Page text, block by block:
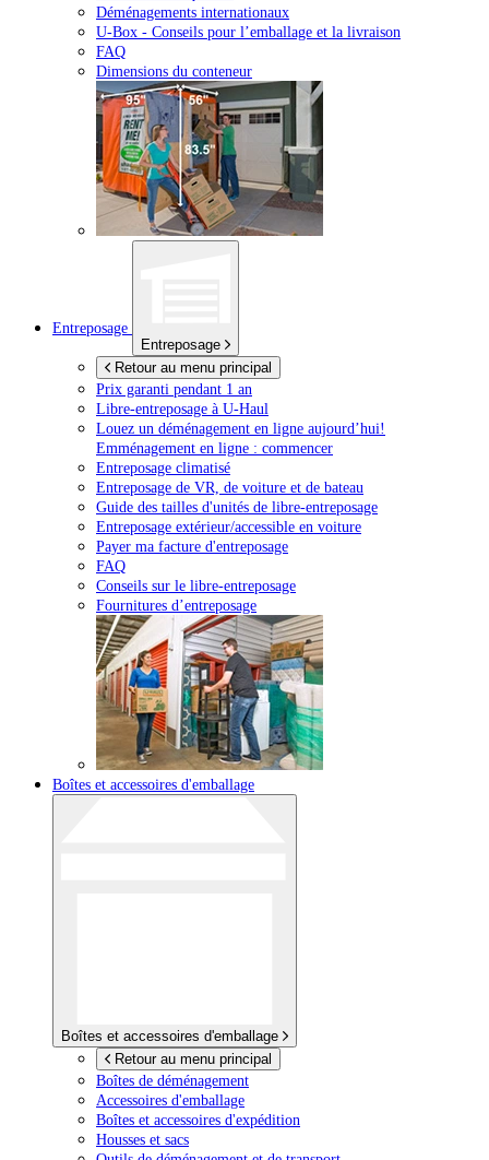
Déménagements internationaux
U-Box - Conseils pour l’emballage et la livraison
FAQ
Dimensions du conteneur
Entreposage
Entreposage
Retour au menu principal
Prix garanti pendant 1 an
Libre-entreposage à U-Haul
Louez un déménagement en ligne aujourd’hui!
Emménagement en ligne : commencer
Entreposage climatisé
Entreposage de VR, de voiture et de bateau
Guide des tailles d'unités de libre-entreposage
Entreposage extérieur/accessible en voiture
Payer ma facture d'entreposage
FAQ
Conseils sur le libre-entreposage
Fournitures d’entreposage
Boîtes et accessoires d'emballage
Boîtes et accessoires d'emballage
Retour au menu principal
Boîtes de déménagement
Accessoires d'emballage
Boîtes et accessoires d'expédition
Housses et sacs